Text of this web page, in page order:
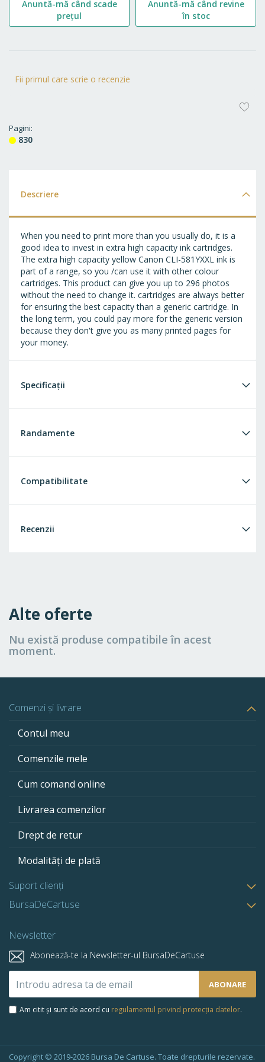
Fii primul care scrie o recenzie
Pagini
830
Anuntă-mă când scade
prețul
Anuntă-mă când revine
în stoc
Descriere
When you need to print more than you usually do, it is a
good idea to invest in extra high capacity ink cartridges.
The extra high capacity yellow Canon CLI-581YXXL ink is
part of a range, so you /can use it with other colour
cartridges. This product can give you up to 296 photos
without the need to change it. cartridges are always better
for ensuring the best capacity than a generic cartridge. In
the long term, you could pay more for the generic version
because they don't give you as many printed pages for
your money.
Specificații
Randamente
Compatibilitate
Recenzii
Alte oferte
Nu există produse compatibile în acest
moment.
Comenzi și livrare
Contul meu
Comenzile mele
Cum comand online
Livrarea comenzilor
Drept de retur
Modalități de plată
Suport clienți
BursaDeCartuse
Newsletter
Abonează-te la Newsletter-ul BursaDeCartuse
la
newsletter-
ABONARE
Am citit și sunt de acord cu regulamentul privind protecția datelor.
Copyright © 2019-2026 Bursa De Cartuse. Toate drepturile rezervate.